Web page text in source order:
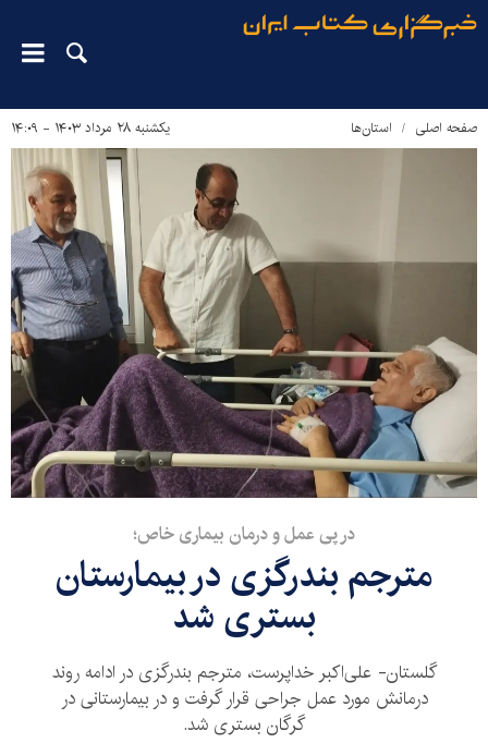
صفحه اصلی استان‌ها یکشنبه ۲۸ مرداد ۱۴۰۳ - ۱۴:۰۹
در پی عمل و درمان بیماری خاص؛
مترجم بندرگزی در بیمارستان
بستری شد
گلستان- علی‌اکبر خداپرست، مترجم بندرگزی در ادامه روند
درمانش مورد عمل جراحی قرار گرفت و در بیمارستانی در
گرگان بستری شد.